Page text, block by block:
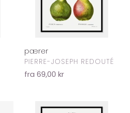
pærer
FORHANDLER
PIERRE-JOSEPH REDOUTÉ
Normalpris
fra 69,00 kr
figen